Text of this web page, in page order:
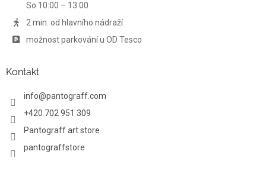
i
So 10:00 – 13:00
2 min. od hlavního nádraží
možnost parkování u OD Tesco
Kontakt
info@pantograff.com
+420 702 951 309
Pantograff art store
pantograffstore